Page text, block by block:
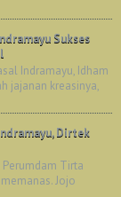
Sukses
Indramayu, Idham
jajanan kreasinya,
Dirtek
Tirta
Jojo